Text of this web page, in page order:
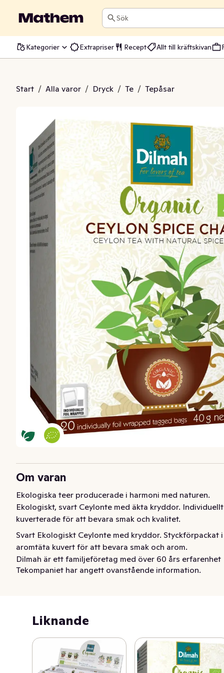
Sök
Kategorier Extrapriser Recept Allt till kräftskivan
Start / Alla varor / Dryck / Te / Tepåsar
Spice Chai EKO
Om varan
Ekologiska teer producerade i harmoni med naturen.
Ekologiskt, svart Ceylonte med äkta kryddor. Individuellt
kuverterade för att bevara smak och kvalitet.
Svart Ekologiskt Ceylonte med kryddor. Styckförpackat i
aromtäta kuvert för att bevara smak och arom.
Dilmah är ett familjeföretag med över 60 års erfarenhet
av teproduktion. Engagemanget, kunskapen och inte
omfattande etiskt engagemang.  Företaget skänker en
levnadsvillkor och miljö på Sri Lanka.
MJF Charitable Foundation hjälper aktivt och
kontinuerligt befolkningen till bl a egen försörjning. Det
Tekompaniet har angett ovanstående information.
Liknande